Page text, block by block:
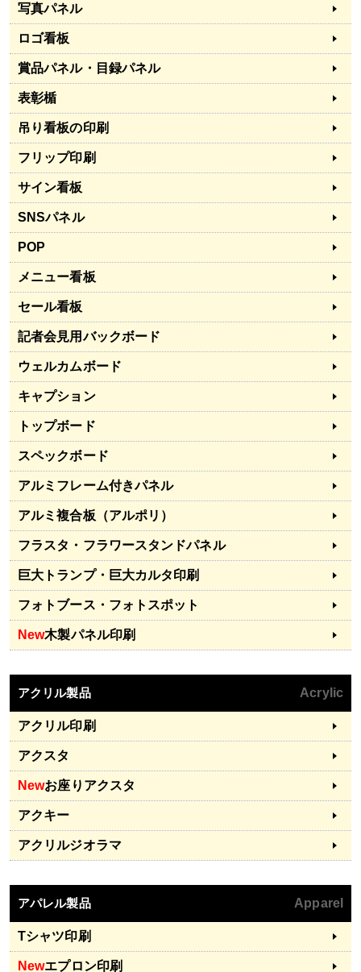
写真パネル
ロゴ看板
賞品パネル・目録パネル
表彰楯
吊り看板の印刷
フリップ印刷
サイン看板
SNSパネル
POP
メニュー看板
セール看板
記者会見用バックボード
ウェルカムボード
キャプション
トップボード
スペックボード
アルミフレーム付きパネル
アルミ複合板（アルポリ）
フラスタ・フラワースタンドパネル
巨大トランプ・巨大カルタ印刷
フォトブース・フォトスポット
New木製パネル印刷
アクリル製品 Acrylic
アクリル印刷
アクスタ
Newお座りアクスタ
アクキー
アクリルジオラマ
アパレル製品 Apparel
Tシャツ印刷
Newエプロン印刷